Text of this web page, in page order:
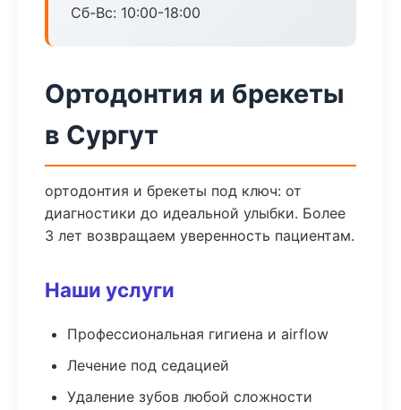
Сб-Вс: 10:00-18:00
Ортодонтия и брекеты
в Сургут
ортодонтия и брекеты под ключ: от
диагностики до идеальной улыбки. Более
3 лет возвращаем уверенность пациентам.
Наши услуги
Профессиональная гигиена и airflow
Лечение под седацией
Удаление зубов любой сложности